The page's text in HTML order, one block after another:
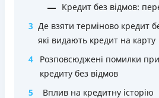
Погашення
Оплата на розрахунковий
Онлайн (через сайт або
Через термінали Приватбанку
Через термінали
Кредит без відмов:
3 Де взяти терміново кредит
які видають кредит на карту
4
Розповсюджені помилки
кредиту без відмов
5
Вплив на кредитну історію